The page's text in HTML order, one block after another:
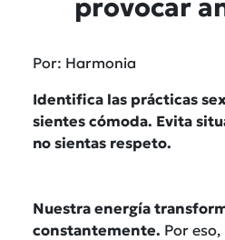
provocar
Por: Harmonia
Identifica las prácticas
sientes cómoda. Evita
no sientas respeto.
Nuestra energía
constantemente. Por